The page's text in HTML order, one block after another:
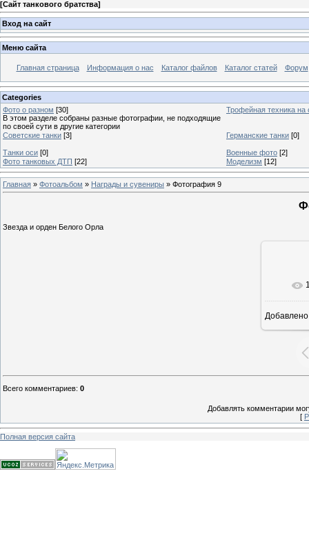
[Сайт танкового братства]
Вход на сайт
Меню сайта
Главная страница Информация о нас Каталог файлов Каталог статей Форум
Categories
Фото о разном [30]
В этом разделе собраны разные фотографии, не подходящие
по своей сути в другие категории
Трофейная техника
Советские танки [3] Германские танки [0]
Танки оси [0] Военные фото [2]
Фото танковых ДТП [22] Моделизм [12]
Главная » Фотоальбом » Награды и сувениры » Фотография 9
Звезда и орден Белого Орла
Добавлено
Всего комментариев: 0
Добавлять комментарии
[
Полная версия сайта